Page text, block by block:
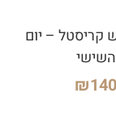
קריסטל – יום
השישי
₪140